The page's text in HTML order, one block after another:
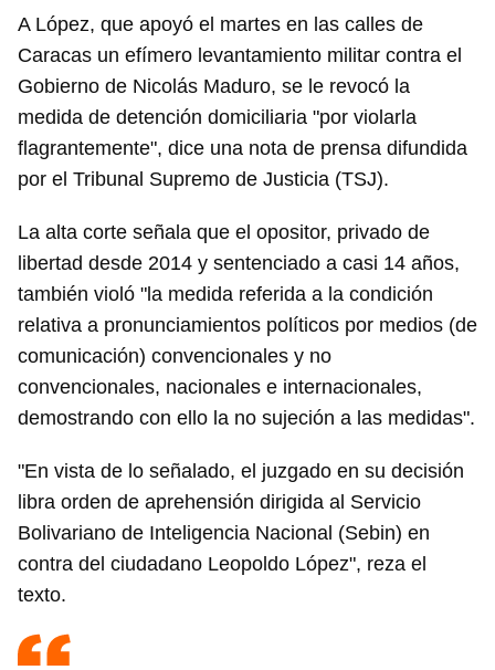
A López, que apoyó el martes en las calles de
Caracas un efímero levantamiento militar contra el
Gobierno de Nicolás Maduro, se le revocó la
medida de detención domiciliaria "por violarla
flagrantemente", dice una nota de prensa difundida
por el Tribunal Supremo de Justicia (TSJ).
La alta corte señala que el opositor, privado de
libertad desde 2014 y sentenciado a casi 14 años,
también violó "la medida referida a la condición
relativa a pronunciamientos políticos por medios (de
comunicación) convencionales y no
convencionales, nacionales e internacionales,
demostrando con ello la no sujeción a las medidas".
"En vista de lo señalado, el juzgado en su decisión
libra orden de aprehensión dirigida al Servicio
Bolivariano de Inteligencia Nacional (Sebin) en
contra del ciudadano Leopoldo López", reza el
texto.